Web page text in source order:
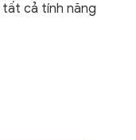
cả tính năng